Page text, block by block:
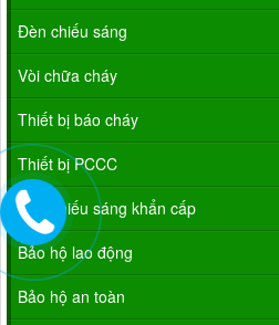
Đèn chiếu sáng
Vòi chữa cháy
Thiết bị báo cháy
Thiết bị PCCC
Đèn chiếu sáng khẩn cấp
Bảo hộ lao động
Bảo hộ an toàn